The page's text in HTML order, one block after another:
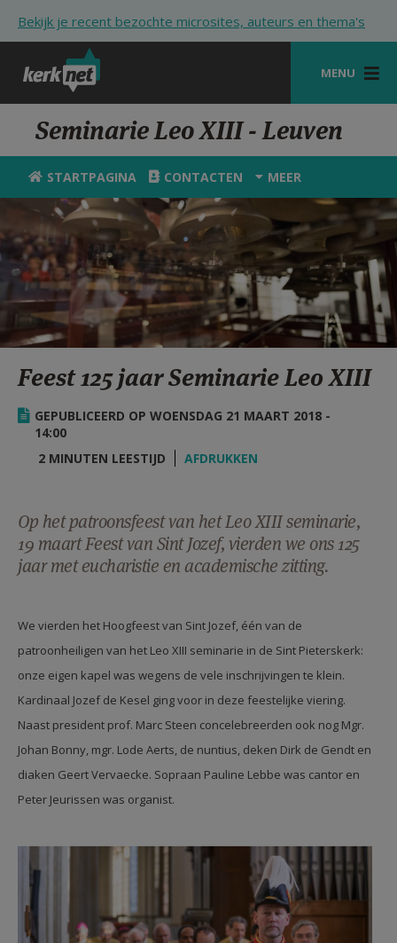
Bekijk je recent bezochte microsites, auteurs en thema's
MENU
STARTPAGINA
KERK
VIERINGEN
SHOP
ZOEKEN
HULP
STARTPAGINA PORTAAL
MIJN PAROCHIE
AANMELDEN OF REGISTREREN
Seminarie Leo XIII - Leuven
STARTPAGINA CONTACTEN MEER
Feest 125 jaar Seminarie Leo XIII
GEPUBLICEERD OP WOENSDAG 21 MAART 2018 -
14:00
2 MINUTEN LEESTIJD
AFDRUKKEN
Op het patroonsfeest van het Leo XIII seminarie,
19 maart Feest van Sint Jozef, vierden we ons 125
jaar met eucharistie en academische zitting.
We vierden het Hoogfeest van Sint Jozef, één van de
patroonheiligen van het Leo XIII seminarie in de Sint Pieterskerk:
onze eigen kapel was wegens de vele inschrijvingen te klein.
Kardinaal Jozef de Kesel ging voor in deze feestelijke viering.
Naast president prof. Marc Steen concelebreerden ook nog Mgr.
Johan Bonny, mgr. Lode Aerts, de nuntius, deken Dirk de Gendt en
diaken Geert Vervaecke. Sopraan Pauline Lebbe was cantor en
Peter Jeurissen was organist.